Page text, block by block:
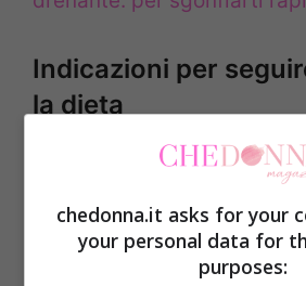
Indicazioni per
la dieta
Durante la giornata vanno
Il sale, così come prodotti
qualsiasi tipo, dovrebbe
chedonna.it asks for your
your personal data for
purposes: